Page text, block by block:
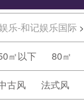
乐-和记娱乐国际 >
㎡以下 80㎡
古风 法式风